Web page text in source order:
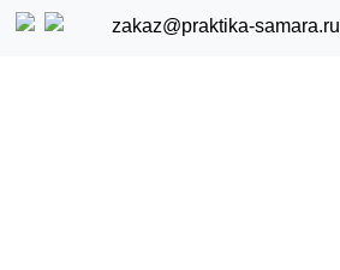
zakaz@praktika-samara.ru